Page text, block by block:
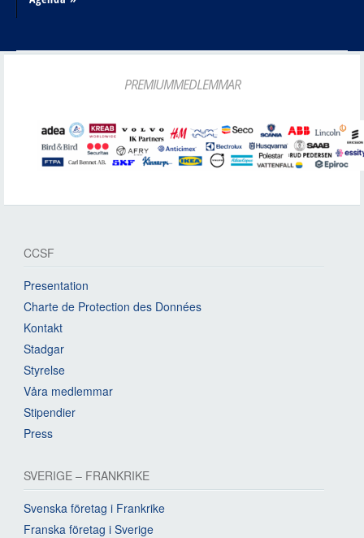
PREMIUMMEDLEMMAR
CCSF
Presentation
Charte de Protection des Données
Kontakt
Stadgar
Styrelse
Våra medlemmar
Stipendier
Press
SVERIGE – FRANKRIKE
Svenska företag i Frankrike
Franska företag i Sverige